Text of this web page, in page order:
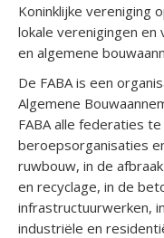
Koninklijke vereniging
lokale verenigingen
en algemene
De FABA is een
Algemene
FABA alle federaties
beroepsorganisaties
ruwbouw, in de
en recyclage, in de
infrastructuurwerken,
industriële en